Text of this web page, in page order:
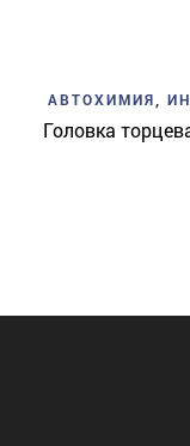
АВТОХИМИЯ
Головка